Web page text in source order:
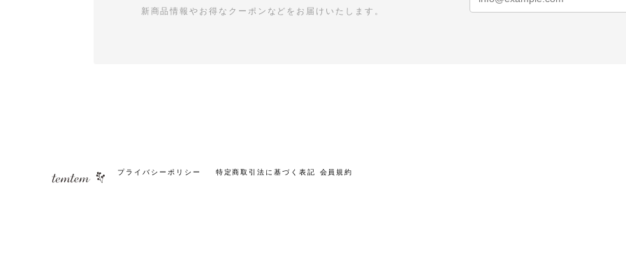
新商品情報やお得なクーポンなどをお届けいたします。
プライバシーポリシー 特定商取引法に基づく表記 会員規約